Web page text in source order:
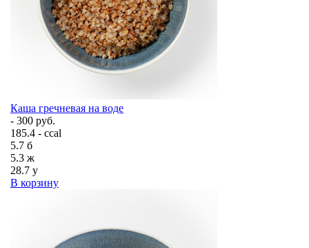
Каша гречневая на воде
- 300 руб.
185.4 - ccal
5.7 б
5.3 ж
28.7 у
В корзину